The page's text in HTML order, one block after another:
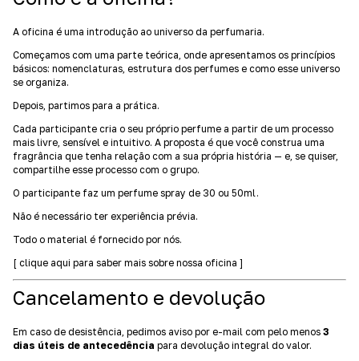
A oficina é uma introdução ao universo da perfumaria.
Começamos com uma parte teórica, onde apresentamos os princípios
básicos: nomenclaturas, estrutura dos perfumes e como esse universo
se organiza.
Depois, partimos para a prática.
Cada participante cria o seu próprio perfume a partir de um processo
mais livre, sensível e intuitivo. A proposta é que você construa uma
fragrância que tenha relação com a sua própria história — e, se quiser,
compartilhe esse processo com o grupo.
O participante faz um perfume spray de 30 ou 50ml.
Não é necessário ter experiência prévia.
Todo o material é fornecido por nós.
[ clique aqui para saber mais sobre nossa oficina ]
Cancelamento e devolução
Em caso de desistência, pedimos aviso por e-mail com pelo menos 3
dias úteis de antecedência para devolução integral do valor.